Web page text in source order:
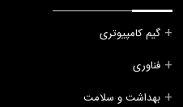
گیم کامپیوتری
فناوری
بهداشت و سلامت